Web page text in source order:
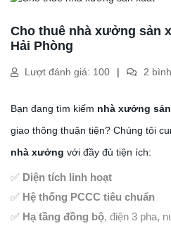
Cho thuê nhà xưởng sản
Hải Phòng
Lượt đánh giá: 100 2
Bạn đang tìm kiếm nhà xưởng
giao thông thuận tiện? Chúng tôi
nhà xưởng với đầy đủ tiện ích:
✅ Diện tích linh hoạt
✅ Hệ thống PCCC tiêu chuẩn
✅ Hạ tầng đồng bộ, điện 3 pha,